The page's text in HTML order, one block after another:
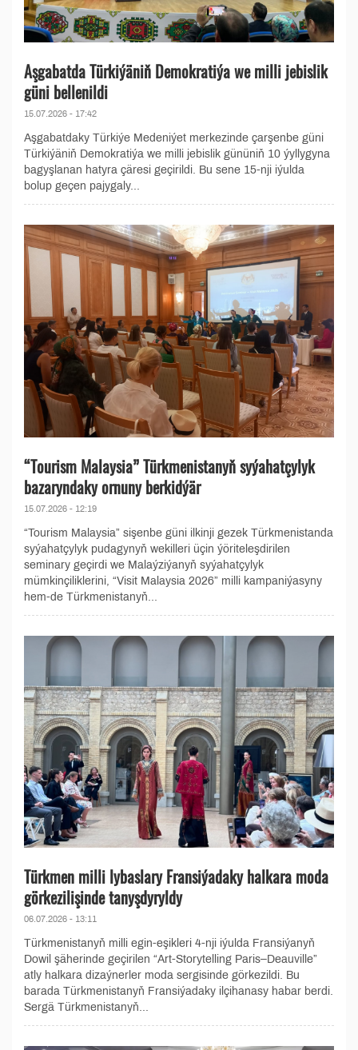
Aşgabatda Türkiýäniň Demokratiýa we milli jebislik
güni bellenildi
15.07.2026 - 17:42
Aşgabatdaky Türkiýe Medeniýet merkezinde çarşenbe güni
Türkiýäniň Demokratiýa we milli jebislik gününiň 10 ýyllygyna
bagyşlanan hatyra çäresi geçirildi. Bu sene 15-nji iýulda
bolup geçen pajygaly...
“Tourism Malaysia” Türkmenistanyň syýahatçylyk
bazaryndaky ornuny berkidýär
15.07.2026 - 12:19
“Tourism Malaysia” sişenbe güni ilkinji gezek Türkmenistanda
syýahatçylyk pudagynyň wekilleri üçin ýöriteleşdirilen
seminary geçirdi we Malaýziýanyň syýahatçylyk
mümkinçiliklerini, “Visit Malaysia 2026” milli kampaniýasyny
hem-de Türkmenistanyň...
Türkmen milli lybaslary Fransiýadaky halkara moda
görkezilişinde tanyşdyryldy
06.07.2026 - 13:11
Türkmenistanyň milli egin-eşikleri 4-nji iýulda Fransiýanyň
Dowil şäherinde geçirilen “Art-Storytelling Paris–Deauville”
atly halkara dizaýnerler moda sergisinde görkezildi. Bu
barada Türkmenistanyň Fransiýadaky ilçihanasy habar berdi.
Sergä Türkmenistanyň...